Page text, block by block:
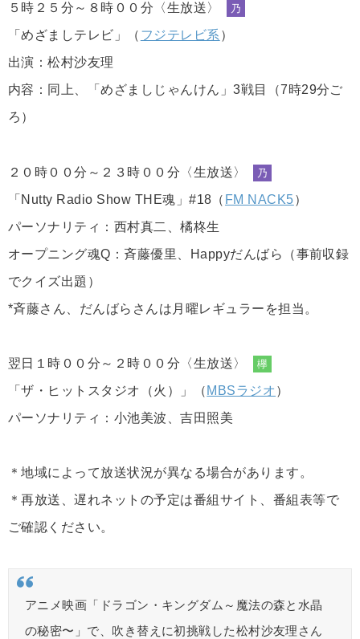
５時２５分～８時００分〈生放送〉 乃
「めざましテレビ」（ フジテレビ系 ）
出演：松村沙友理
内容：同上、「めざましじゃんけん」3戦目（7時29分ご
ろ）
２０時００分～２３時００分〈生放送〉 乃
「Nutty Radio Show THE魂」#18（ FM NACK5）
パーソナリティ：西村真二、橘柊生
オープニング魂Q：斉藤優里、Happyだんばら（事前収録
でクイズ出題）
*斉藤さん、だんばらさんは月曜レギュラーを担当。
翌日１時００分～２時００分〈生放送〉 欅
「ザ・ヒットスタジオ（火）」（ MBSラジオ ）
パーソナリティ：小池美波、吉田照美
＊地域によって放送状況が異なる場合があります。
＊再放送、遅れネットの予定は番組サイト、番組表等で
ご確認ください。
アニメ映画「ドラゴン・キングダム～魔法の森と水晶
の秘密〜」で、吹き替えに初挑戦した松村沙友理さん